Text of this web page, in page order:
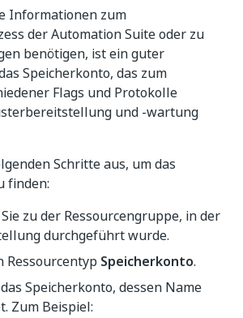
Informationen zum
der Automation Suite oder zu
benötigen, ist ein guter
Speicherkonto, das zum
Flags und Protokolle
und -wartung
Schritte aus, um das
finden:
zu der Ressourcengruppe, in der
durchgeführt wurde.
Ressourcentyp Speicherkonto.
Speicherkonto, dessen Name
Zum Beispiel: